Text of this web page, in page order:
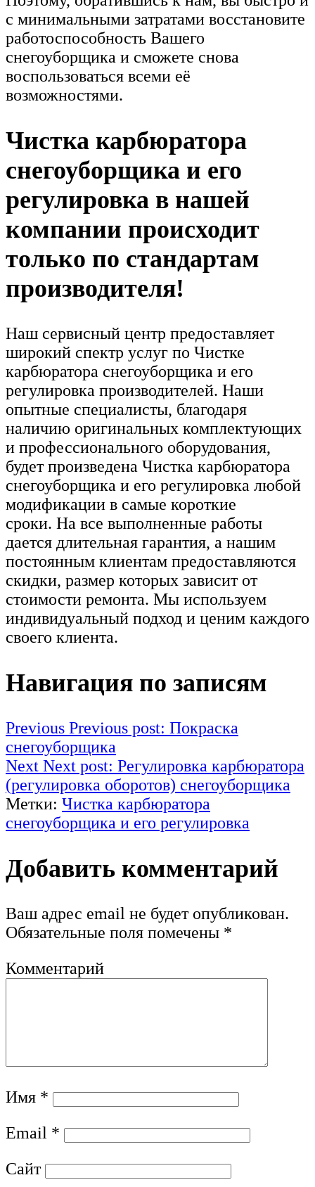
с минимальными затратами восстановите
работоспособность Вашего
снегоуборщика и сможете снова
воспользоваться всеми её
возможностями.
Чистка карбюратора
снегоуборщика и его
регулировка в нашей
компании происходит
только по стандартам
производителя!
Наш сервисный центр предоставляет
широкий спектр услуг по Чистке
карбюратора снегоуборщика и его
регулировка производителей. Наши
опытные специалисты, благодаря
наличию оригинальных комплектующих
и профессионального оборудования,
будет произведена Чистка карбюратора
снегоуборщика и его регулировка любой
модификации в самые короткие
сроки. На все выполненные работы
дается длительная гарантия, а нашим
постоянным клиентам предоставляются
скидки, размер которых зависит от
стоимости ремонта. Мы используем
индивидуальный подход и ценим каждого
своего клиента.
Навигация по записям
Previous Previous post: Покраска
снегоуборщика
Next Next post: Регулировка карбюратора
(регулировка оборотов) снегоуборщика
Метки: Чистка карбюратора
снегоуборщика и его регулировка
Добавить комментарий
Ваш адрес email не будет опубликован.
Обязательные поля помечены *
Комментарий
Имя *
Email *
Сайт